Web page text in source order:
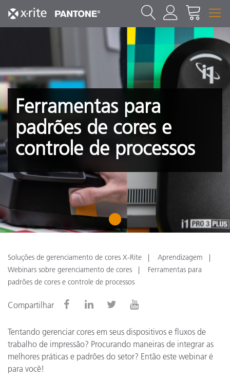
Ferramentas para
padrões de cores e
controle de processos
1
Soluções de gerenciamento de cores X-Rite
Aprendizagem
Webinars sobre gerenciamento de cores
Ferramentas para
padrões de cores e controle de processos
Compartilhar
Tentando gerenciar cores em seus dispositivos e fluxos de
trabalho de impressão? Procurando maneiras de integrar as
melhores práticas e padrões do setor? Então este webinar é
para você!